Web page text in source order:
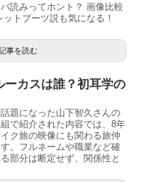
読みってホント？ 画像比較
トブーツ説も気になる！
事を読む
ーカスは誰？初耳学の
話題になった山下智久さんの
で紹介された内容では、8年
ク旅の映像にも関わる旅仲
。フルネームや職業など確
部分は断定せず、関係性と